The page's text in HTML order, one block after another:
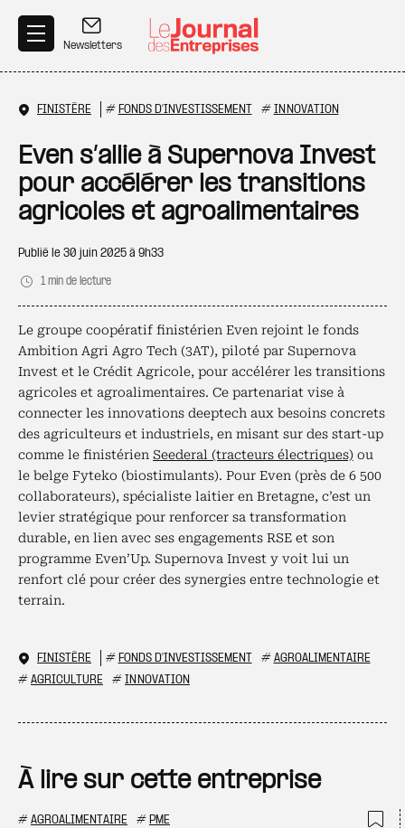
Newsletters
FINISTÈRE # FONDS D'INVESTISSEMENT # INNOVATION
Even s’allie à Supernova Invest
pour accélérer les transitions
agricoles et agroalimentaires
Publié le 30 juin 2025 à 9h33
1 min de lecture
Le groupe coopératif finistérien Even rejoint le fonds
Ambition Agri Agro Tech (3AT), piloté par Supernova
Invest et le Crédit Agricole, pour accélérer les transitions
agricoles et agroalimentaires. Ce partenariat vise à
connecter les innovations deeptech aux besoins concrets
des agriculteurs et industriels, en misant sur des start-up
comme le finistérien Seederal (tracteurs électriques) ou
le belge Fyteko (biostimulants). Pour Even (près de 6 500
collaborateurs), spécialiste laitier en Bretagne, c’est un
levier stratégique pour renforcer sa transformation
durable, en lien avec ses engagements RSE et son
programme Even’Up. Supernova Invest y voit lui un
renfort clé pour créer des synergies entre technologie et
terrain.
FINISTÈRE # FONDS D'INVESTISSEMENT # AGROALIMENTAIRE
# AGRICULTURE # INNOVATION
À lire sur cette entreprise
# AGROALIMENTAIRE # PME